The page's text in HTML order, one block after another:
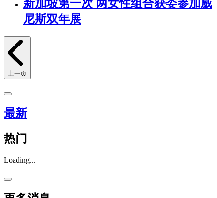
新加坡第一次 两女性组合获委参加威
尼斯双年展
上一页
最新
热门
Loading...